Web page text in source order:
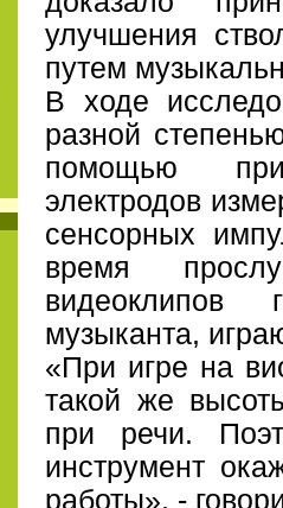
улучшения
путем
В ходе
разной
помощью
электродов
сенсорных
время
видеоклипов
музыканта,
«При игре на
такой же
при речи.
инструмент
работы», -